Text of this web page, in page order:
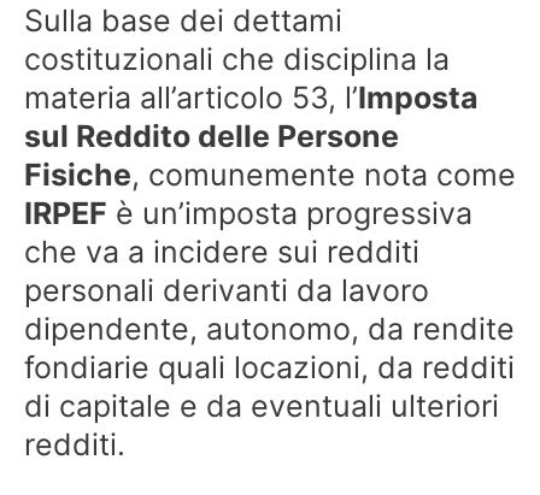
Sulla base dei dettami
costituzionali che disciplina la
materia all’articolo 53, l’Imposta
sul Reddito delle Persone
Fisiche, comunemente nota come
IRPEF è un’imposta progressiva
che va a incidere sui redditi
personali derivanti da lavoro
dipendente, autonomo, da rendite
fondiarie quali locazioni, da redditi
di capitale e da eventuali ulteriori
redditi.